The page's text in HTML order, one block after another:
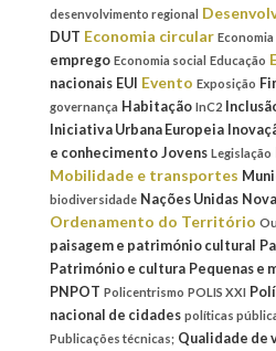
desenvolvimento regional
DUT Economia circular Economia
emprego Economia social Educação
nacionais EUI Evento Exposição
governança Habitação InC2
Iniciativa Urbana Europeia
e conhecimento Jovens Legislação
Mobilidade e transportes
biodiversidade Nações Unidas
Ordenamento do Território
paisagem e património cultural
Património e cultura Pequenas e
PNPOT Policentrismo POLIS XXI
nacional de cidades políticas
Publicações técnicas; Qualidade de